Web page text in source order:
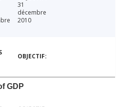
31
décembre
2010
GDP